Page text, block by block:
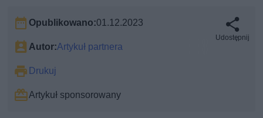
Opublikowano:01.12.2023
Autor:Artykuł partnera
Drukuj
Artykuł sponsorowany
Udostępnij